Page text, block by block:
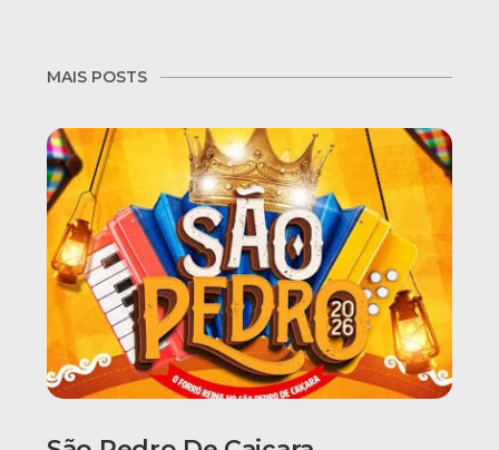
MAIS POSTS